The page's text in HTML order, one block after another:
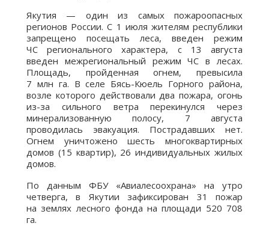
Якутия — один из самых пожароопасных
регионов России. С 1 июля жителям республики
запрещено посещать леса, введен режим
ЧС регионального характера, с 13 августа
введен межрегиональный режим ЧС в лесах.
Площадь, пройденная огнем, превысила
7 млн га. В селе Бясь-Кюель Горного района,
возле которого действовали два пожара, огонь
из-за сильного ветра перекинулся через
минерализованную полосу, 7 августа
проводилась эвакуация. Пострадавших нет.
Огнем уничтожено шесть многоквартирных
домов (15 квартир), 26 индивидуальных жилых
домов.
По данным ФБУ «Авиалесоохрана» на утро
четверга, в Якутии зафиксирован 31 пожар
на землях лесного фонда на площади 520 708
га.